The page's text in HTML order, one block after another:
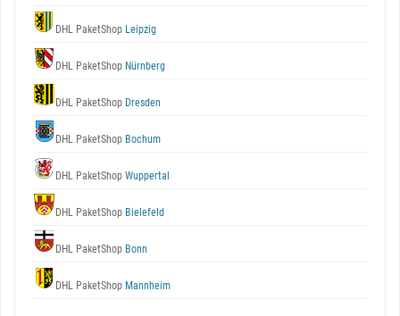
DHL PaketShop Leipzig
DHL PaketShop Nürnberg
DHL PaketShop Dresden
DHL PaketShop Bochum
DHL PaketShop Wuppertal
DHL PaketShop Bielefeld
DHL PaketShop Bonn
DHL PaketShop Mannheim